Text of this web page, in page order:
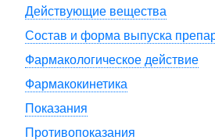
Действующие вещества
Состав и форма выпуска
Фармакологическое действие
Фармакокинетика
Показания
Противопоказания